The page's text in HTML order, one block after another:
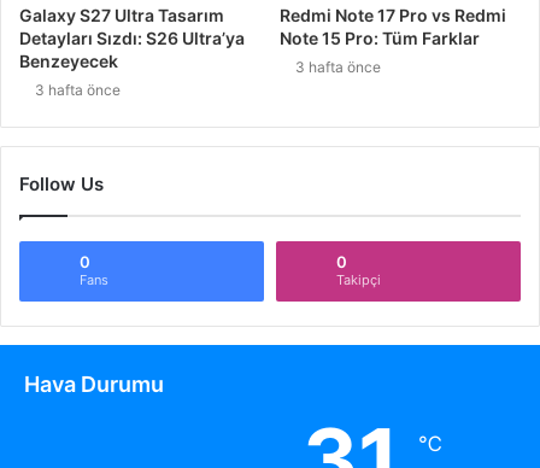
Galaxy S27 Ultra Tasarım
Detayları Sızdı: S26 Ultra’ya
Benzeyecek
3 hafta önce
Redmi Note 17 Pro vs Redmi
Note 15 Pro: Tüm Farklar
3 hafta önce
Follow Us
0
Fans
0
Takipçi
Hava Durumu
℃